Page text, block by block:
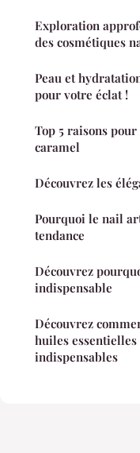
Exploration
des cosmétiques
Peau et
pour votre éclat !
Top 5 raisons
caramel
Découvrez les
Pourquoi le nail
tendance
Découvrez
indispensable
Découvrez
huiles essentielles
indispensables